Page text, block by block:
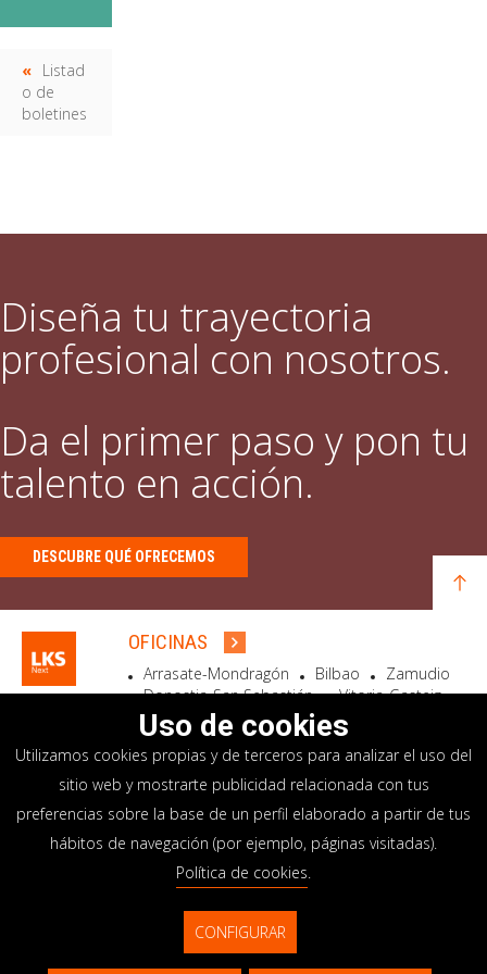
Listad
o de
boletines
Diseña tu trayectoria
profesional con nosotros.
Da el primer paso y pon tu
talento en acción.
DESCUBRE QUÉ OFRECEMOS
OFICINAS
Arrasate-Mondragón Bilbao
Zamudio
Donostia-San Sebastián
Vitoria-Gasteiz
Madrid
El Astillero Bidart
SEDE SOCIAL
Goiru, 7 Arrasate-Mondragón
CP 20500 GIPUZKOA – SPAIN
+34 900 84 14 14
info@lksnext.com
Aviso legal
Portal de privacidad
Uso de cookies
Utilizamos cookies propias y de terceros para analizar el uso del
sitio web y mostrarte publicidad relacionada con tus
preferencias sobre la base de un perfil elaborado a partir de tus
hábitos de navegación (por ejemplo, páginas visitadas).
Política de cookies.
CONFIGURAR